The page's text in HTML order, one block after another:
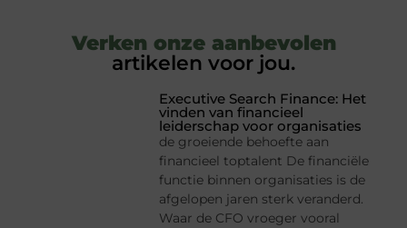
Verken onze aanbevolen
artikelen voor jou.
Executive Search Finance: Het
vinden van financieel
leiderschap voor organisaties
de groeiende behoefte aan
financieel toptalent De financiële
functie binnen organisaties is de
afgelopen jaren sterk veranderd.
Waar de CFO vroeger vooral